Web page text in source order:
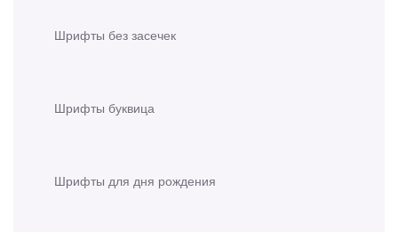
Шрифты без засечек
Шрифты буквица
Шрифты для дня рождения